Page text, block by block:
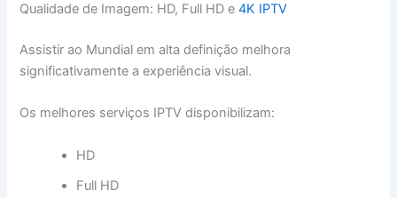
Qualidade de Imagem: HD, Full HD e4K IPTV
Assistir ao Mundial em alta definição melhora
significativamente a experiência visual.
Os melhores serviços IPTV disponibilizam:
HD
Full HD